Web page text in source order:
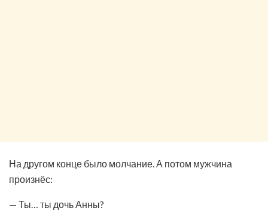
На другом конце было молчание. А потом мужчина
произнёс:
— Ты… ты дочь Анны?